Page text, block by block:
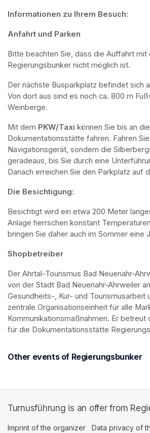
Informationen zu Ihrem Besuch:
Anfahrt und Parken
Bitte beachten Sie, dass die Auffahrt mit
Regierungsbunker nicht möglich ist.
Der nächste Busparkplatz befindet sich
Von dort aus sind es noch ca. 800 m
Weinberge.
Mit dem PKW/Taxi können Sie bis an die
Dokumentationsstätte fahren. Fahren
Navigationsgerät, sondern die
geradeaus, bis Sie durch eine
Danach erreichen Sie den Parkplatz auf
Die Besichtigung:
Besichtigt wird ein etwa 200 Meter
Anlage herrschen konstant
bringen Sie daher auch im Sommer eine
Shopbetreiber
Der Ahrtal-Tourismus Bad Neuenahr-
von der Stadt Bad Neuenahr-Ahrweiler
Gesundheits-, Kur- und Tourismusarbeit
zentrale Organisationseinheit für alle
Kommunikationsmaßnahmen. Er betreut
für die Dokumentationsstätte
Other events of Regierungsbunker
Turnusführung is an offer from
Imprint of the organizer (opens in a new
Data privacy of